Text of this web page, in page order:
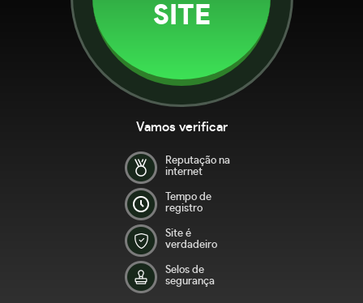
SITE
Vamos verificar
Reputação na
internet
Tempo de
registro
Site é
verdadeiro
Selos de
segurança